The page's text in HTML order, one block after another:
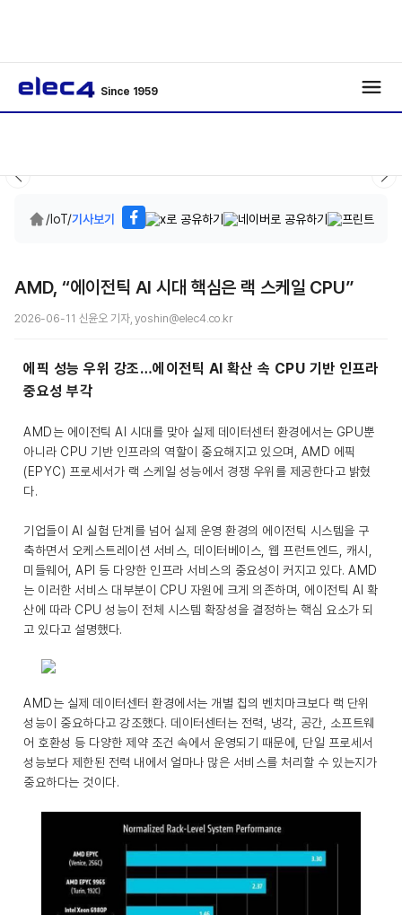
Since 1959
/IoT/기사보기
AMD, “에이전틱 AI 시대 핵심은 랙 스케일 CPU”
2026-06-11 신윤오 기자, yoshin@elec4.co.kr
에픽 성능 우위 강조…에이전틱 AI 확산 속 CPU 기반 인프라
중요성 부각
AMD는 에이전틱 AI 시대를 맞아 실제 데이터센터 환경에서는 GPU뿐
아니라 CPU 기반 인프라의 역할이 중요해지고 있으며, AMD 에픽
(EPYC) 프로세서가 랙 스케일 성능에서 경쟁 우위를 제공한다고 밝혔
다.
기업들이 AI 실험 단계를 넘어 실제 운영 환경의 에이전틱 시스템을 구
축하면서 오케스트레이션 서비스, 데이터베이스, 웹 프런트엔드, 캐시,
미들웨어, API 등 다양한 인프라 서비스의 중요성이 커지고 있다. AMD
는 이러한 서비스 대부분이 CPU 자원에 크게 의존하며, 에이전틱 AI 확
산에 따라 CPU 성능이 전체 시스템 확장성을 결정하는 핵심 요소가 되
고 있다고 설명했다.
AMD는 실제 데이터센터 환경에서는 개별 칩의 벤치마크보다 랙 단위
성능이 중요하다고 강조했다. 데이터센터는 전력, 냉각, 공간, 소프트웨
어 호환성 등 다양한 제약 조건 속에서 운영되기 때문에, 단일 프로세서
성능보다 제한된 전력 내에서 얼마나 많은 서비스를 처리할 수 있는지가
중요하다는 것이다.